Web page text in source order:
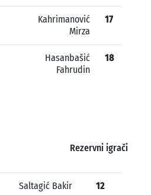
Kahrimanović
Mirza
17
Hasanbašić
Fahrudin
18
Rezervni igrači
Saltagić Bakir 12